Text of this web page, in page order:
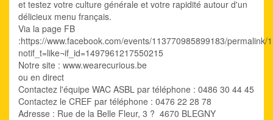
et testez votre culture générale et votre rapidité autour d'un
délicieux menu français.
Via la page FB
:https://www.facebook.com/events/113770985899183/permalink/
notif_t=like¬if_id=1497961217550215
Notre site : www.wearecurious.be
ou en direct
Contactez l'équipe WAC ASBL par téléphone : 0486 30 44 45
Contactez le CREF par téléphone : 0476 22 28 78
Adresse : Rue de la Belle Fleur, 3 ? 4670 BLEGNY